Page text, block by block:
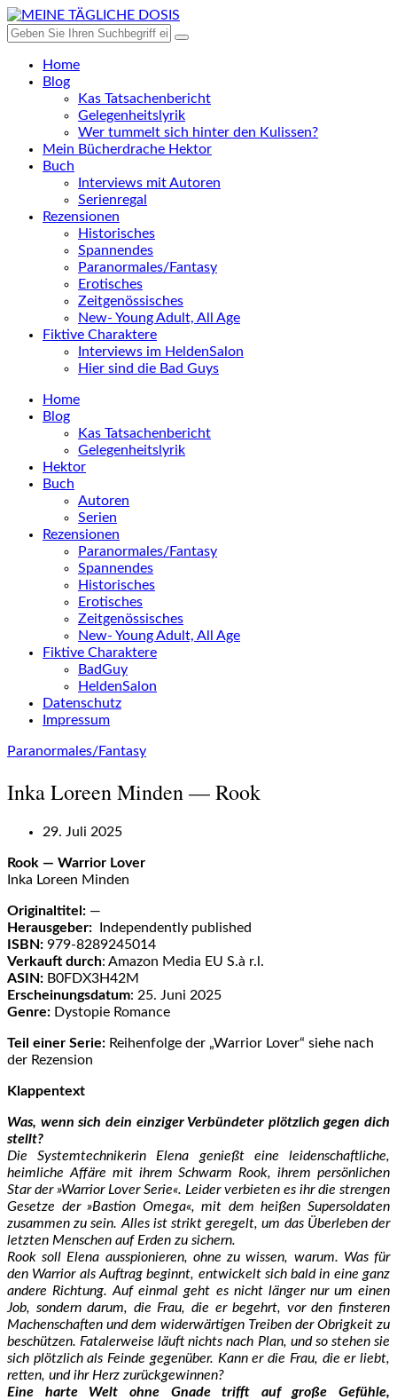
Home
Blog
Kas Tatsachenbericht
Gelegenheitslyrik
Wer tummelt sich hinter den Kulissen?
Mein Bücherdrache Hektor
Buch
Interviews mit Autoren
Serienregal
Rezensionen
Historisches
Spannendes
Paranormales/Fantasy
Erotisches
Zeitgenössisches
New- Young Adult, All Age
Fiktive Charaktere
Interviews im HeldenSalon
Hier sind die Bad Guys
Home
Blog
Kas Tatsachenbericht
Gelegenheitslyrik
Hektor
Buch
Autoren
Serien
Rezensionen
Paranormales/Fantasy
Spannendes
Historisches
Erotisches
Zeitgenössisches
New- Young Adult, All Age
Fiktive Charaktere
BadGuy
HeldenSalon
Datenschutz
Impressum
Paranormales/Fantasy
Inka Loreen Minden — Rook
29. Juli 2025
Rook — Warrior Lover
Inka Loreen Minden
Originaltitel: —
Herausgeber: ‎ Independently published
ISBN: 979-8289245014
Verkauft durch: Amazon Media EU S.à r.l.
ASIN: B0FDX3H42M
Erscheinungsdatum: 25. Juni 2025
Genre: Dystopie Romance
Teil einer Serie: Reihenfolge der „Warrior Lover“ siehe nach
der Rezension
Klappentext
Was, wenn sich dein einziger Verbündeter plötzlich gegen dich
stellt?
Die Systemtechnikerin Elena genießt eine leidenschaftliche,
heimliche Affäre mit ihrem Schwarm Rook, ihrem persönlichen
Star der »Warrior Lover Serie«. Leider verbieten es ihr die strengen
Gesetze der »Bastion Omega«, mit dem heißen Supersoldaten
zusammen zu sein. Alles ist strikt geregelt, um das Überleben der
letzten Menschen auf Erden zu sichern.
Rook soll Elena ausspionieren, ohne zu wissen, warum. Was für
den Warrior als Auftrag beginnt, entwickelt sich bald in eine ganz
andere Richtung. Auf einmal geht es nicht länger nur um einen
Job, sondern darum, die Frau, die er begehrt, vor den finsteren
Machenschaften und dem widerwärtigen Treiben der Obrigkeit zu
beschützen. Fatalerweise läuft nichts nach Plan, und so stehen sie
sich plötzlich als Feinde gegenüber. Kann er die Frau, die er liebt,
retten, und ihr Herz zurückgewinnen?
Eine harte Welt ohne Gnade trifft auf große Gefühle,